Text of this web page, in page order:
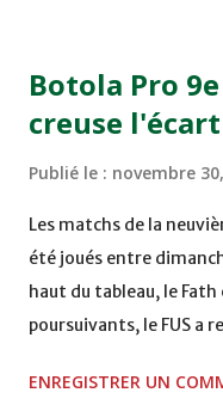
Mardi 06/12/2011 15H00
DE FES - FES WAC -
Botola Pro
creuse l'écart
Publié le : novembre
Les matchs de la
été joués entre
haut du tableau, le
poursuivants, le FUS a
2, Badr Kachani a
ENREGISTRER UN